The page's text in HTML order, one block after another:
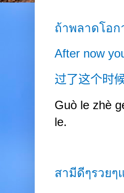
ถ้าพลาดโอ
After now
过了这个时
Guò le zhè
le.
สามีดีๆรวย